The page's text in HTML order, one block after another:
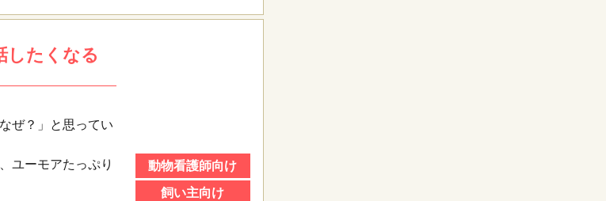
したくなる
ぜ？」と思ってい
ユーモアたっぷり
動物看護師向け
飼い主向け